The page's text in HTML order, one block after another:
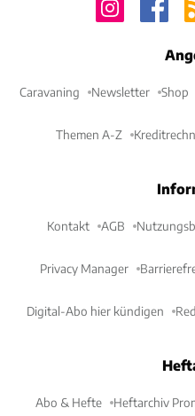
Caravaning Newsletter Shop
Themen A-Z
Kontakt AGB
Privacy Manager
Digital-Abo hier kündigen
Abo & Hefte Heftarchiv